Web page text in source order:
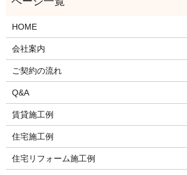
HOME
会社案内
ご契約の流れ
Q&A
賃貸施工例
住宅施工例
住宅リフォーム施工例